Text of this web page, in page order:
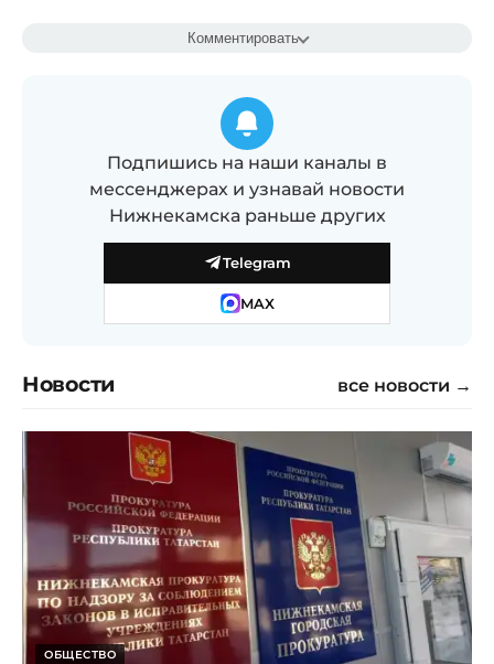
Комментировать
Подпишись на наши каналы в
мессенджерах и узнавай новости
Нижнекамска раньше других
Telegram
MAX
Новости все новости →
ОБЩЕСТВО